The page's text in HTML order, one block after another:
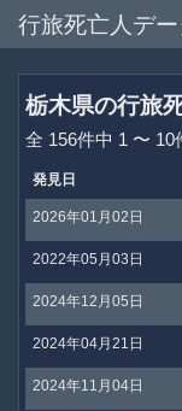
行旅死亡人デ
栃木県の行旅
全 156件中 1 〜
発見日
2026年01月02日
2022年05月03日
2024年12月05日
2024年04月21日
2024年11月04日